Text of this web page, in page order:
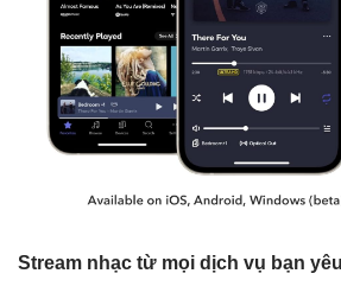
Stream nhạc từ mọi dịch vụ bạn